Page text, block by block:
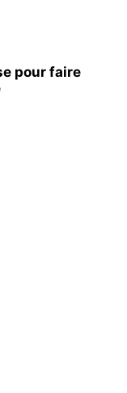
pour faire